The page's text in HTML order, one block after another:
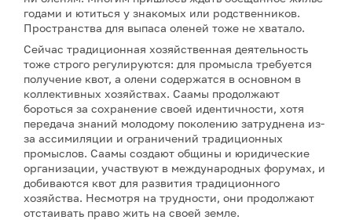
годами и ютиться у знакомых или родственников.
Пространства для выпаса оленей тоже не хватало.
Сейчас традиционная хозяйственная деятельность
тоже строго регулируются: для промысла требуется
получение квот, а олени содержатся в основном в
коллективных хозяйствах. Саамы продолжают
бороться за сохранение своей идентичности, хотя
передача знаний молодому поколению затруднена из-
за ассимиляции и ограничений традиционных
промыслов. Саамы создают общины и юридические
организации, участвуют в международных форумах, и
добиваются квот для развития традиционного
хозяйства. Несмотря на трудности, они продолжают
отстаивать право жить на своей земле.